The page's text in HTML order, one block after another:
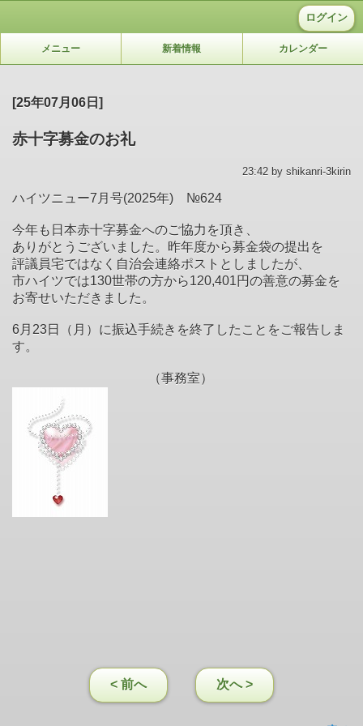
ログイン
メニュー 新着情報 カレンダー
[25年07月06日]
赤十字募金のお礼
23:42 by shikanri-3kirin
ハイツニュー7月号(2025年) №624
今年も日本赤十字募金へのご協力を頂き、
ありがとうございました。昨年度から募金袋の提出を
評議員宅ではなく自治会連絡ポストとしましたが、
市ハイツでは130世帯の方から120,401円の善意の募金を
お寄せいただきました。
6月23日（月）に振込手続きを終了したことをご報告しま
す。
（事務室）
< 前へ 次へ >